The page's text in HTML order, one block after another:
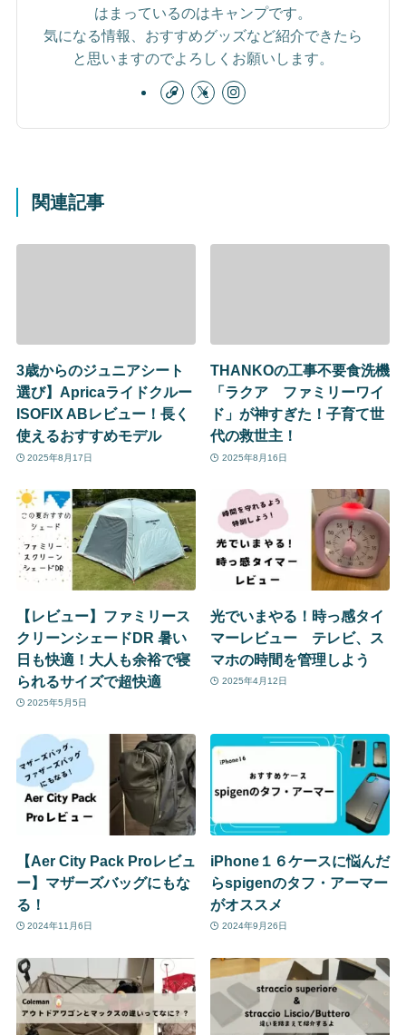
はまっているのはキャンプです。
気になる情報、おすすめグッズなど紹介できたら
と思いますのでよろしくお願いします。
関連記事
3歳からのジュニアシート
選び】Apricaライドクルー
ISOFIX ABレビュー！長く
使えるおすすめモデル
2025年8月17日
THANKOの工事不要食洗機
「ラクア ファミリーワイ
ド」が神すぎた！子育て世
代の救世主！
2025年8月16日
【レビュー】ファミリース
クリーンシェードDR 暑い
日も快適！大人も余裕で寝
られるサイズで超快適
2025年5月5日
光でいまやる！時っ感タイ
マーレビュー テレビ、ス
マホの時間を管理しよう
2025年4月12日
【Aer City Pack Proレビュ
ー】マザーズバッグにもな
る！
2024年11月6日
iPhone１６ケースに悩んだ
らspigenのタフ・アーマー
がオススメ
2024年9月26日